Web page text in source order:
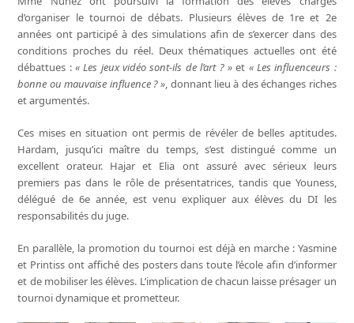
d’organiser le tournoi de débats. Plusieurs élèves de 1re et 2e
années ont participé à des simulations afin de s’exercer dans des
conditions proches du réel. Deux thématiques actuelles ont été
débattues :« Les jeux vidéo sont-ils de l’art ? »et « Les influenceurs :
bonne ou mauvaise influence ? » , donnant lieu à des échanges riches
et argumentés.
Ces mises en situation ont permis de révéler de belles aptitudes.
Hardam, jusqu’ici maître du temps, s’est distingué comme un
excellent orateur. Hajar et Elia ont assuré avec sérieux leurs
premiers pas dans le rôle de présentatrices, tandis que Youness,
délégué de 6e année, est venu expliquer aux élèves du DI les
responsabilités du juge.
En parallèle, la promotion du tournoi est déjà en marche : Yasmine
et Printiss ont affiché des posters dans toute l’école afin d’informer
et de mobiliser les élèves. L’implication de chacun laisse présager un
tournoi dynamique et prometteur.